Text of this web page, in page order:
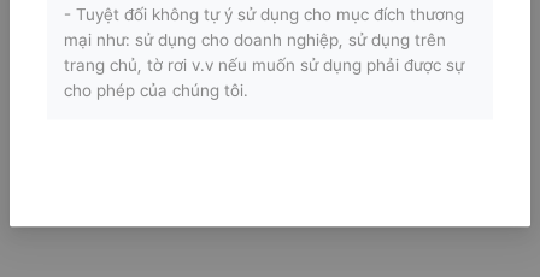
- Tuyệt đối không tự ý sử dụng cho mục đích thương
mại như: sử dụng cho doanh nghiệp, sử dụng trên
trang chủ, tờ rơi v.v nếu muốn sử dụng phải được sự
cho phép của chúng tôi.